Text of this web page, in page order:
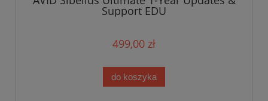
Support EDU
499,00 zł
do koszyka